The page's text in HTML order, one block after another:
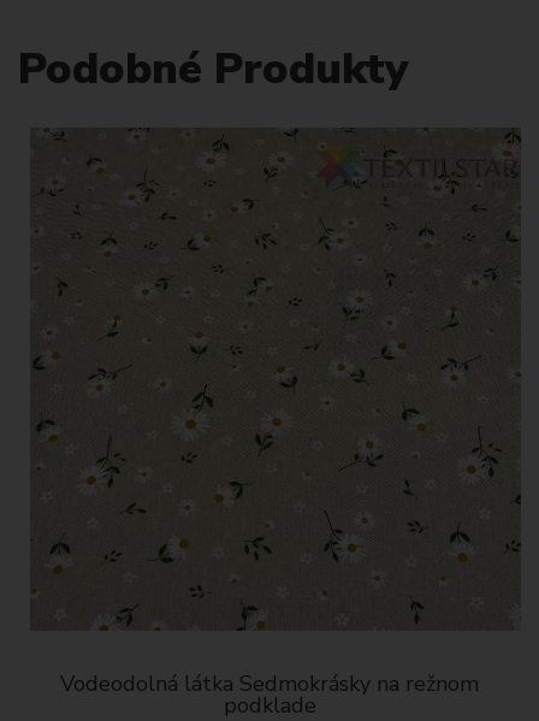
Podobné Produkty
Vodeodolná látka Sedmokrásky na režnom
podklade